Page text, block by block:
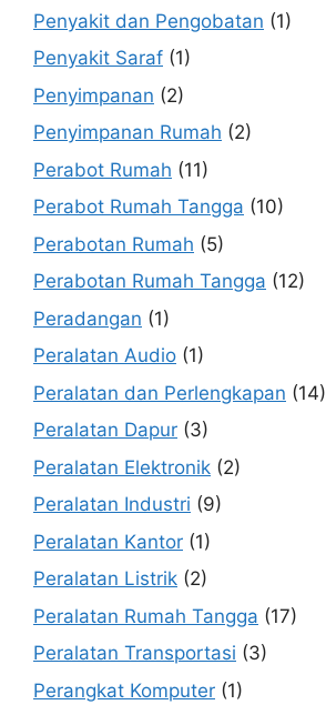
Penyakit dan Pengobatan (1)
Penyakit Saraf (1)
Penyimpanan (2)
Penyimpanan Rumah (2)
Perabot Rumah (11)
Perabot Rumah Tangga (10)
Perabotan Rumah (5)
Perabotan Rumah Tangga (12)
Peradangan (1)
Peralatan Audio (1)
Peralatan dan Perlengkapan (14)
Peralatan Dapur (3)
Peralatan Elektronik (2)
Peralatan Industri (9)
Peralatan Kantor (1)
Peralatan Listrik (2)
Peralatan Rumah Tangga (17)
Peralatan Transportasi (3)
Perangkat Komputer (1)